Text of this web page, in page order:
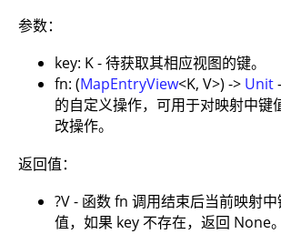
参数：
key: K - 待获取其相应视图的键。
fn: (MapEntryView<K, V>) -> Unit
的自定义操作，可用于对映射中键
改操作。
返回值：
?V - 函数 fn 调用结束后当前映射
值，如果 key 不存在，返回 None。